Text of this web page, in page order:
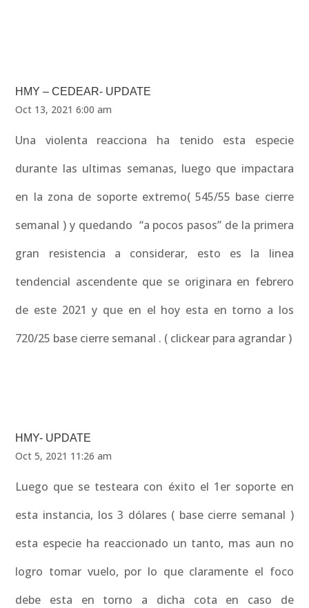
HMY – CEDEAR- UPDATE
Oct 13, 2021 6:00 am
Una violenta reacciona ha tenido esta especie
durante las ultimas semanas, luego que impactara
en la zona de soporte extremo( 545/55 base cierre
semanal ) y quedando “a pocos pasos” de la primera
gran resistencia a considerar, esto es la linea
tendencial ascendente que se originara en febrero
de este 2021 y que en el hoy esta en torno a los
720/25 base cierre semanal . ( clickear para agrandar )
HMY- UPDATE
Oct 5, 2021 11:26 am
Luego que se testeara con éxito el 1er soporte en
esta instancia, los 3 dólares ( base cierre semanal )
esta especie ha reaccionado un tanto, mas aun no
logro tomar vuelo, por lo que claramente el foco
debe esta en torno a dicha cota en caso de